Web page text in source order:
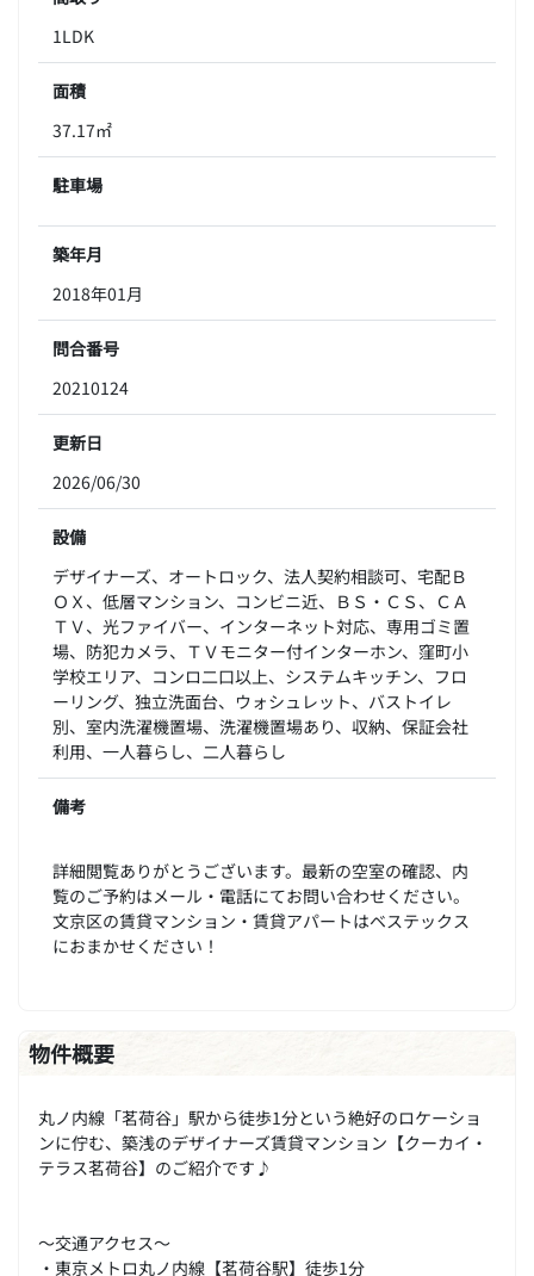
1LDK
面積
37.17㎡
駐車場
築年月
2018年01月
問合番号
20210124
更新日
2026/06/30
設備
デザイナーズ、オートロック、法人契約相談可、宅配Ｂ
ＯＸ、低層マンション、コンビニ近、ＢＳ・ＣＳ、ＣＡ
ＴＶ、光ファイバー、インターネット対応、専用ゴミ置
場、防犯カメラ、ＴＶモニター付インターホン、窪町小
学校エリア、コンロ二口以上、システムキッチン、フロ
ーリング、独立洗面台、ウォシュレット、バストイレ
別、室内洗濯機置場、洗濯機置場あり、収納、保証会社
利用、一人暮らし、二人暮らし
備考
詳細閲覧ありがとうございます。最新の空室の確認、内
覧のご予約はメール・電話にてお問い合わせください。
文京区の賃貸マンション・賃貸アパートはベステックス
におまかせください！
物件概要
丸ノ内線「茗荷谷」駅から徒歩1分という絶好のロケーショ
ンに佇む、築浅のデザイナーズ賃貸マンション【クーカイ・
テラス茗荷谷】のご紹介です♪
～交通アクセス～
・東京メトロ丸ノ内線【茗荷谷駅】徒歩1分